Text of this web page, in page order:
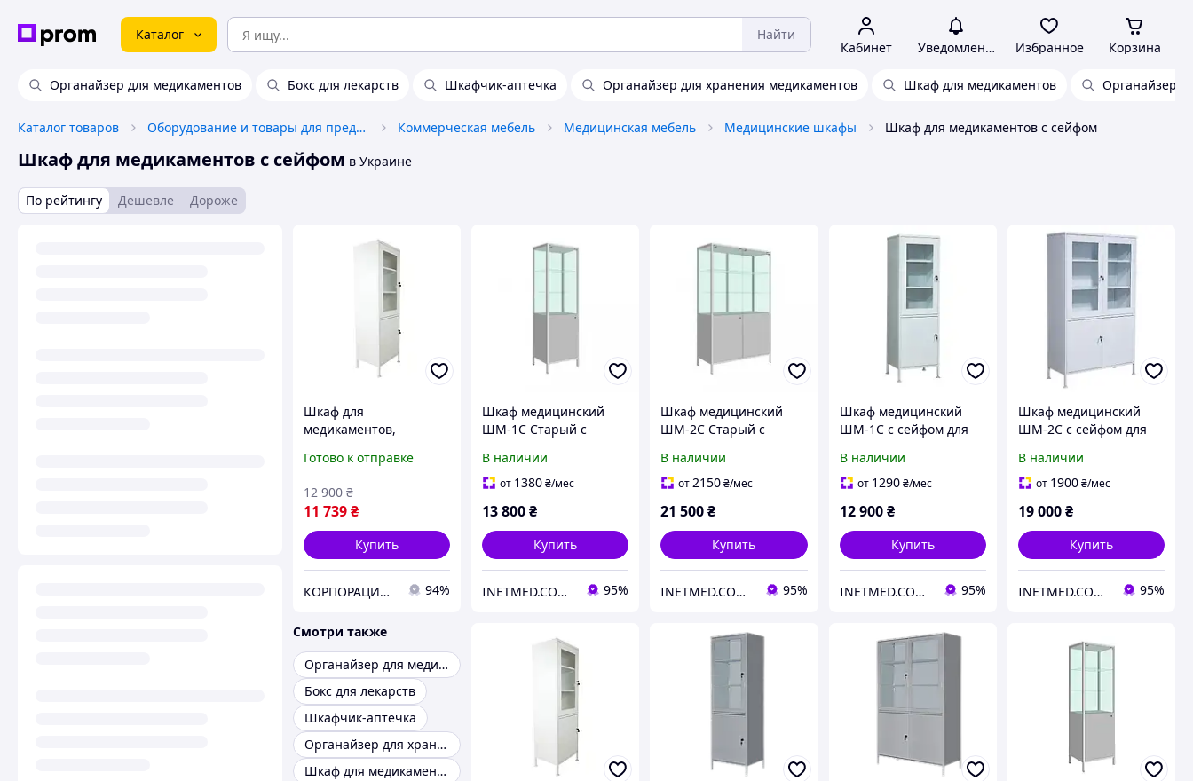
Каталог Найти
Кабинет Уведомления Избранное Корзина
Органайзер для медикаментов Бокс для лекарств Шкафчик-аптечка Органайзер для хранения медикаментов Шкаф для медикаментов Органайзер
Каталог товаров Оборудование и товары для предоставления услуг Коммерческая мебель Медицинская мебель Медицинские шкафы Шкаф для медикаментов с сейфом
Шкаф для медикаментов с сейфом в Украине
По рейтингу Дешевле Дороже
Шкаф для
медикаментов,
аптек ШМ-1С, шкаф на
Готово к отправке
11 739₴
12 900 ₴
Купить
КОРПОРАЦИЯ "МЕДИСАН" 94%
Шкаф медицинский
ШМ-1С Старый с
медикаментов
хранения расходных
лекарственных средств
В наличии
от 1380₴/мес
13 800₴
Купить
INETMED.COM.UA 95%
Шкаф медицинский
ШМ-2С Старый с
медикаментов
хранения расходных
лекарственных средств
В наличии
от2150₴/мес
21 500₴
Купить
INETMED.COM.UA 95%
Шкаф медицинский
ШМ-1С с сейфом для
хранения расходных
материалов
В наличии
от 1290 ₴/мес
12 900 ₴
Купить
INETMED.COM.UA 95%
Шкаф медицинский
ШМ-2С с сейфом для
хранения расходных
материалов
В наличии
от 1900₴/мес
19 000₴
Купить
INETMED.COM.UA 95%
Смотри также
Органайзер для медикаментов
Бокс для лекарств
Шкафчик-аптечка
Органайзер для хранения медикаментов
Шкаф для медикаментов